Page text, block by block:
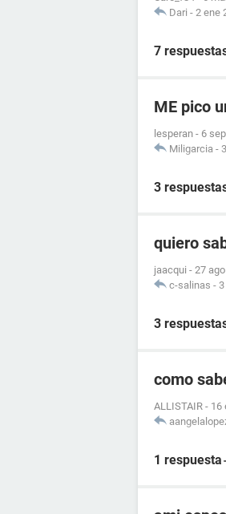
Dari - 2 ene
7
ME pico
lesperan - 6
Miligarcia -
3
quiero
jaacqui - 27
c-salinas -
3
como
ALLISTAIR - 16
1 respuesta